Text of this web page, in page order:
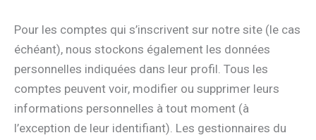
Pour les comptes qui s’inscrivent sur notre site (le cas
échéant), nous stockons également les données
personnelles indiquées dans leur profil. Tous les
comptes peuvent voir, modifier ou supprimer leurs
informations personnelles à tout moment (à
l’exception de leur identifiant). Les gestionnaires du